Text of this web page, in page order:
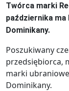
Twórca marki
października
Dominikany.
Poszukiwany
przedsiębiorca,
marki
Dominikany.